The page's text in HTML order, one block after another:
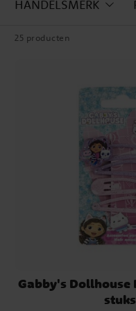
HANDELSMERK
25 producten
Gabby's Dollhouse
stuks